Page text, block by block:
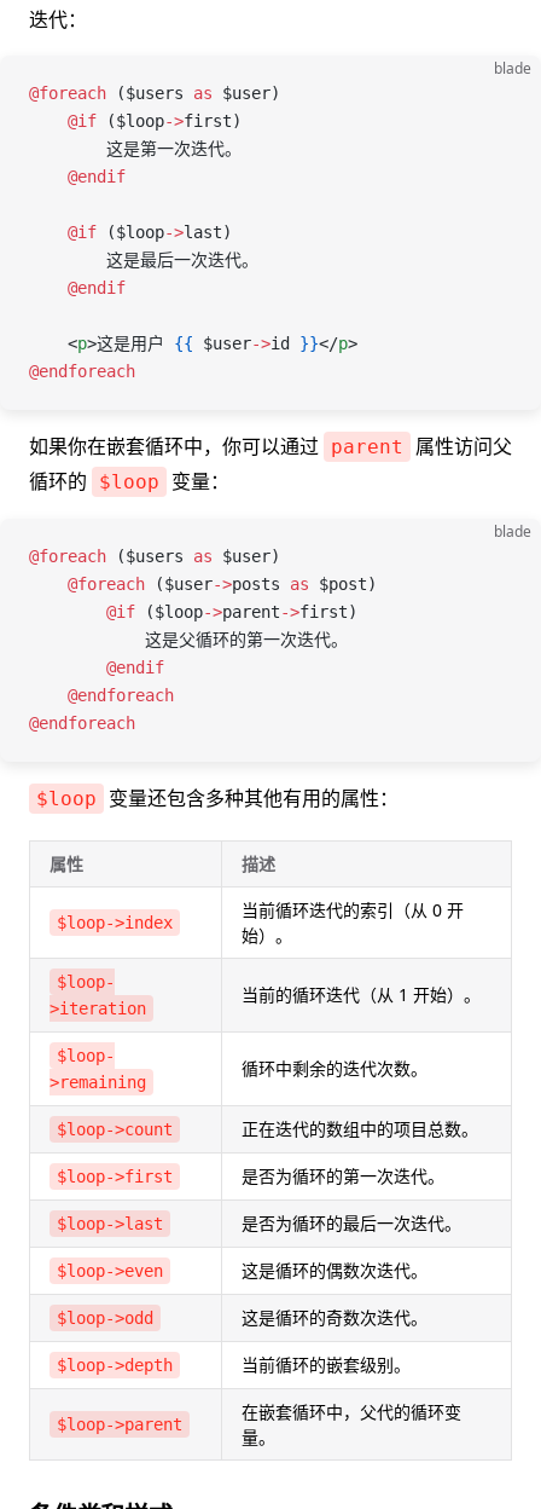
迭代：
blade
@foreach ($users as $user)
    @if
($loop->first)
        这是第一次迭代。
    @endif
    @if
($loop->last)
        这是最后一次迭代。
    @endif
    <
p>这是用户 {{ $user->id }}</p>
@endforeach
如果你在嵌套循环中，你可以通过 parent
属性访问父
循环的
$loop 变量：
blade
@foreach ($users as $user)
    @foreach
($user->posts as $post)
        @if
($loop->parent->first)
            这是父循环的第一次迭代。
        @endif
    @endforeach
@endforeach
$loop 变量还包含多种其他有用的属性：
属性 描述
$loop->index
当前循环迭代的索引（从 0 开
始）。
$loop-
>iteration
当前的循环迭代（从 1 开始）。
$loop-
>remaining
循环中剩余的迭代次数。
$loop->count 正在迭代的数组中的项目总数。
$loop->first 是否为循环的第一次迭代。
$loop->last 是否为循环的最后一次迭代。
$loop->even 这是循环的偶数次迭代。
$loop->odd 这是循环的奇数次迭代。
$loop->depth 当前循环的嵌套级别。
$loop->parent
在嵌套循环中，父代的循环变
量。